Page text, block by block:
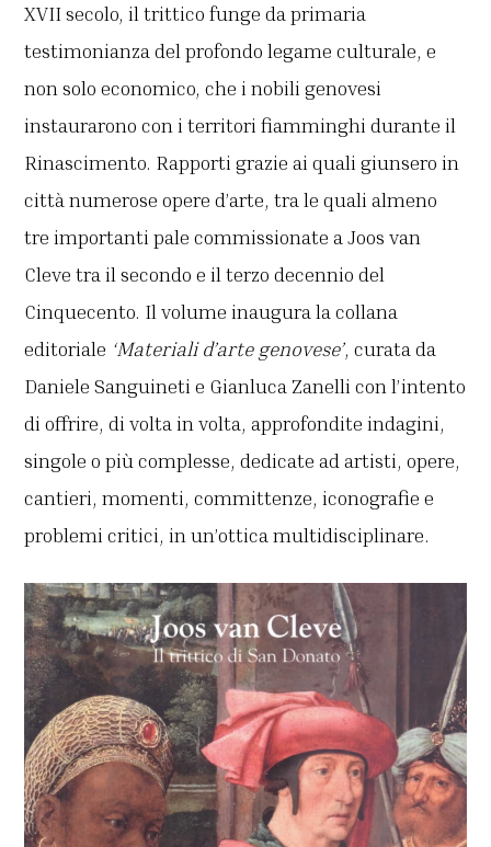
XVII secolo, il trittico funge da primaria
testimonianza del profondo legame culturale, e
non solo economico, che i nobili genovesi
instaurarono con i territori fiamminghi durante il
Rinascimento. Rapporti grazie ai quali giunsero in
città numerose opere d’arte, tra le quali almeno
tre importanti pale commissionate a Joos van
Cleve tra il secondo e il terzo decennio del
Cinquecento. Il volume inaugura la collana
editoriale ‘Materiali d’arte genovese’, curata da
Daniele Sanguineti e Gianluca Zanelli con l’intento
di offrire, di volta in volta, approfondite indagini,
singole o più complesse, dedicate ad artisti, opere,
cantieri, momenti, committenze, iconografie e
problemi critici, in un’ottica multidisciplinare.